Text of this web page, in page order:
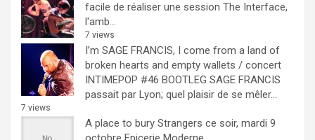
facile de réaliser une session The Interface,
l'amb...
7 views
I’m SAGE FRANCIS, I come from a land of
broken hearts and empty wallets / concert
INTIMEPOP #46 BOOTLEG SAGE FRANCIS
passait par Lyon; quel plaisir de se mêler...
7 views
A place to bury Strangers ce soir, mardi 9